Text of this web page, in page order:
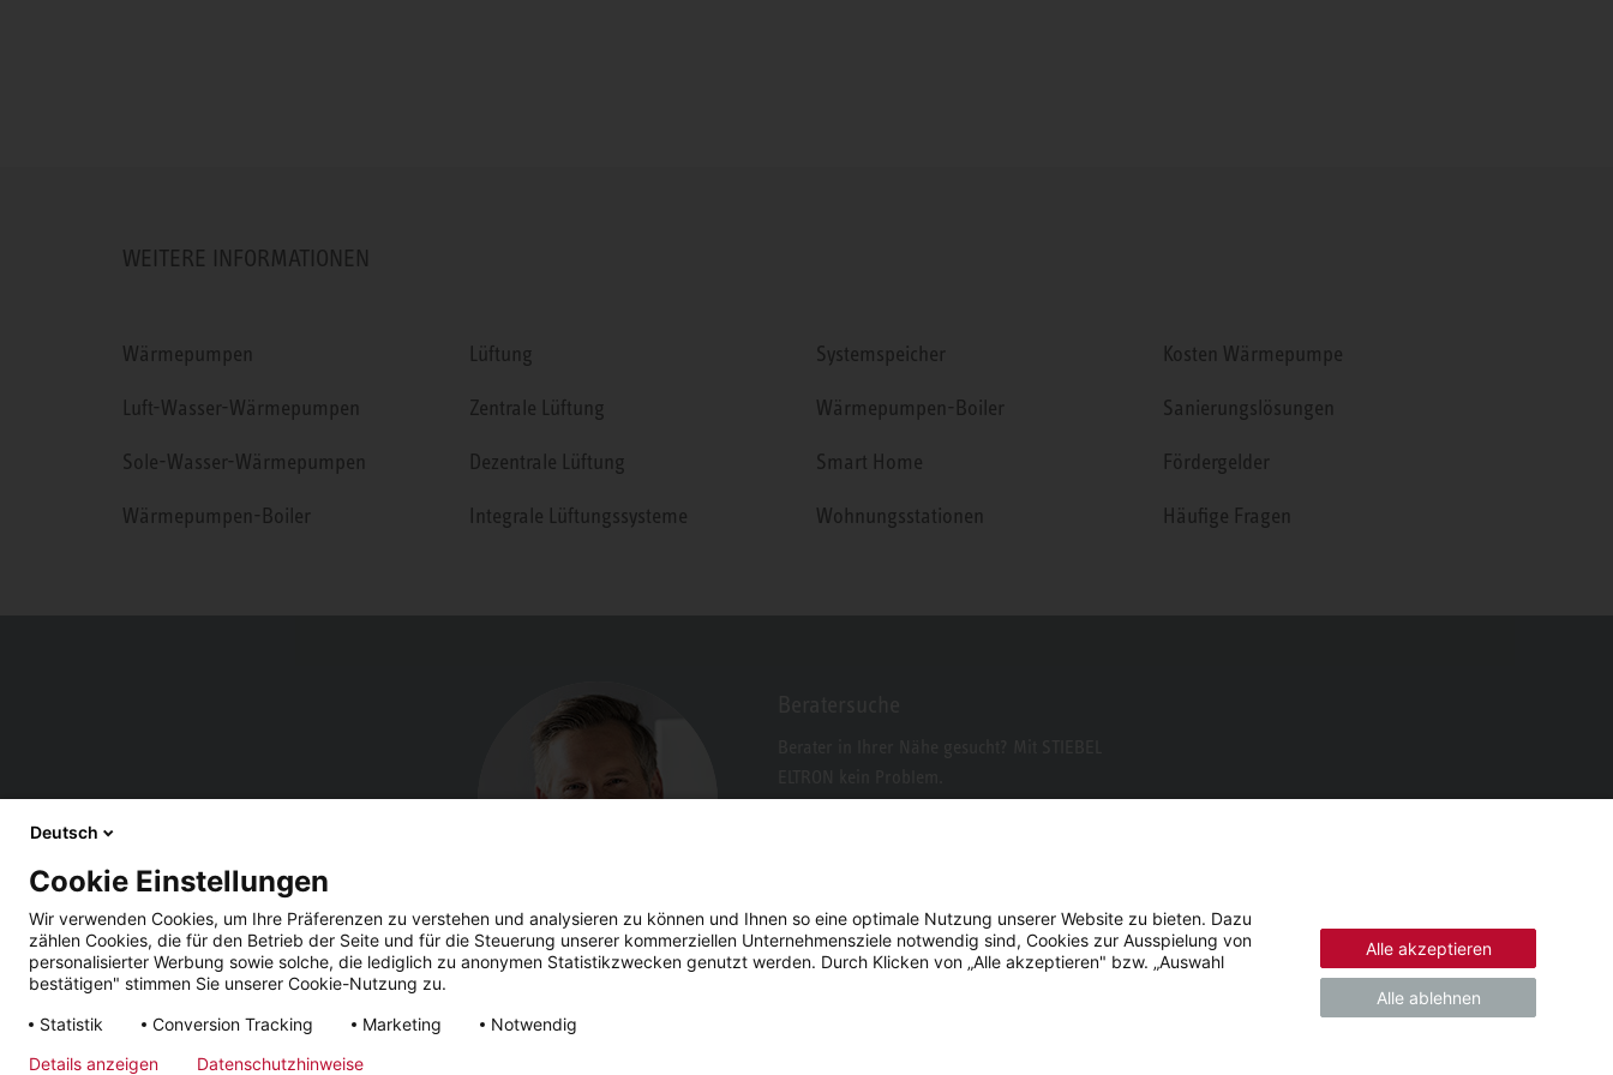
WEITERE INFORMATIONEN
Wärmepumpen
Luft-Wasser-Wärmepumpen
Sole-Wasser-Wärmepumpen
Wärmepumpen-Boiler
Lüftung
Zentrale Lüftung
Dezentrale Lüftung
Integrale Lüftungssysteme
Systemspeicher
Wärmepumpen-Boiler
Smart Home
Wohnungsstationen
Kosten Wärmepumpe
Sanierungslösungen
Fördergelder
Häufige Fragen
Deutsch
Cookie Einstellungen
Wir verwenden Cookies, um Ihre Präferenzen zu verstehen und analysieren zu können und Ihnen so eine optimale Nutzung unserer Website zu bieten. Dazu
zählen Cookies, die für den Betrieb der Seite und für die Steuerung unserer kommerziellen Unternehmensziele notwendig sind, Cookies zur Ausspielung von
personalisierter Werbung sowie solche, die lediglich zu anonymen Statistikzwecken genutzt werden. Durch Klicken von „Alle akzeptieren" bzw. „Auswahl
bestätigen" stimmen Sie unserer Cookie-Nutzung zu.
Statistik
Conversion Tracking Marketing Notwendig
Alle akzeptieren
Alle ablehnen
Details anzeigen Datenschutzhinweise